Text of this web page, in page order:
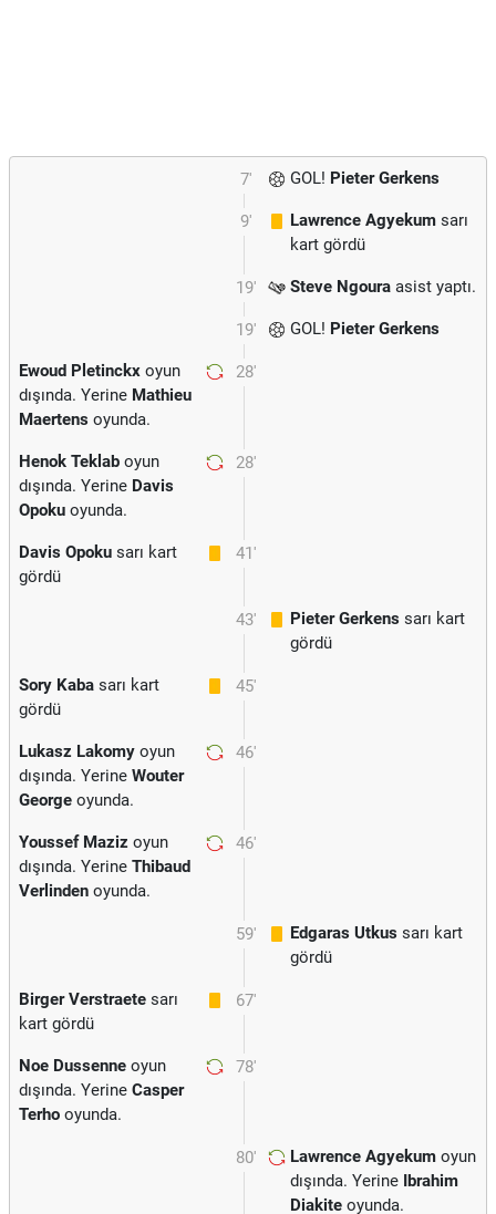
7' GOL! Pieter Gerkens
9' Lawrence Agyekum sarı
kart gördü
19' Steve Ngoura asist yaptı.
19' GOL! Pieter Gerkens
28'
Ewoud Pletinckx oyun
dışında. Yerine Mathieu
Maertens oyunda.
28'
Henok Teklab oyun
dışında. Yerine Davis
Opoku oyunda.
41'
Davis Opoku sarı kart
gördü
43' Pieter Gerkens sarı kart
gördü
45'
Sory Kaba sarı kart
gördü
46'
Lukasz Lakomy oyun
dışında. Yerine Wouter
George oyunda.
46'
Youssef Maziz oyun
dışında. Yerine Thibaud
Verlinden oyunda.
59' Edgaras Utkus sarı kart
gördü
67'
Birger Verstraete sarı
kart gördü
78'
Noe Dussenne oyun
dışında. Yerine Casper
Terho oyunda.
80' Lawrence Agyekum oyun
dışında. Yerine Ibrahim
Diakite oyunda.